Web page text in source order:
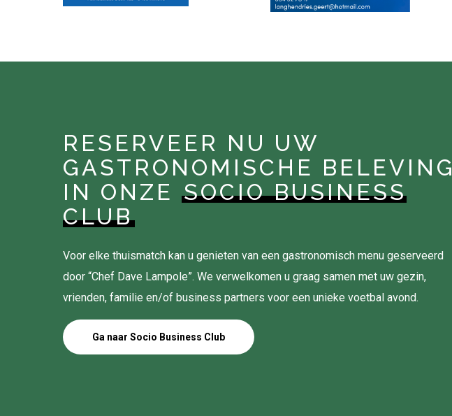
RESERVEER NU UW
GASTRONOMISCHE BELEVING
IN ONZESOCIO BUSINESS
CLUB
Voor elke thuismatch kan u genieten van een gastronomisch menu geserveerd
door “Chef Dave Lampole”. We verwelkomen u graag samen met uw gezin,
vrienden, familie en/of business partners voor een unieke voetbal avond.
Ga naar Socio Business Club